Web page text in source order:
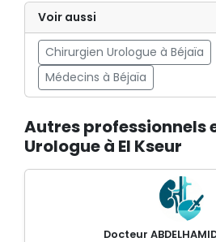
Voir aussi
Chirurgien Urologue à Béjaïa
Médecins à Béjaïa
Autres professionnels
Urologue à El Kseur
Docteur